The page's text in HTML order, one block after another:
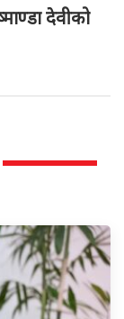
देवीको